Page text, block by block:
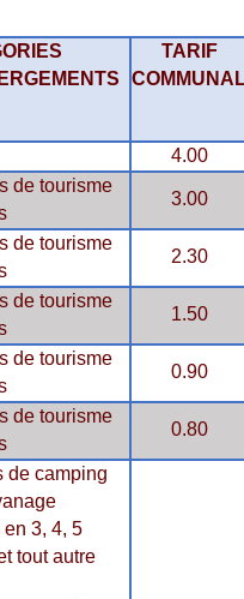
TARIF
4.00
de tourisme
3.00
de tourisme
2.30
de tourisme
1.50
de tourisme
0.90
de tourisme
0.80
de camping
3, 4, 5
tout autre